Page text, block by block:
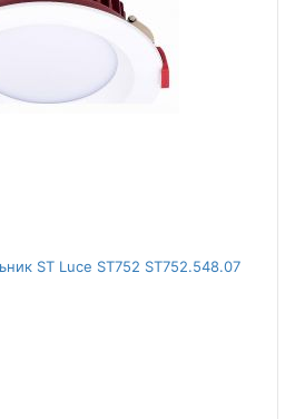
ST Luce ST752 ST752.548.07